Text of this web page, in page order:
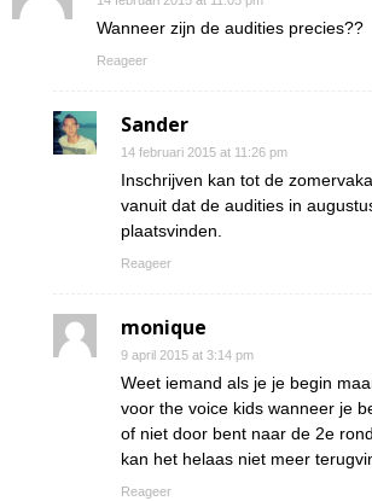
Wanneer zijn de audities precies??
Reageer
Sander
14 februari 2015 at 11:26 pm
Inschrijven kan tot de
vanuit dat de audities in
plaatsvinden.
Reageer
monique
9 april 2015 at 3:14 pm
Weet iemand als je je begin
voor the voice kids wanneer je
of niet door bent naar de 2e
kan het helaas niet meer
Reageer